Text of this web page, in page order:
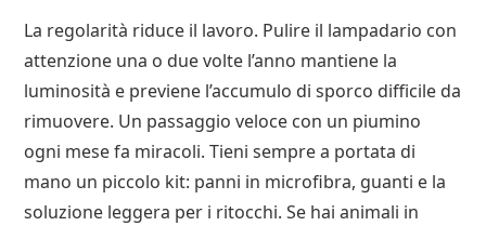
La regolarità riduce il lavoro. Pulire il lampadario con
attenzione una o due volte l’anno mantiene la
luminosità e previene l’accumulo di sporco difficile da
rimuovere. Un passaggio veloce con un piumino
ogni mese fa miracoli. Tieni sempre a portata di
mano un piccolo kit: panni in microfibra, guanti e la
soluzione leggera per i ritocchi. Se hai animali in